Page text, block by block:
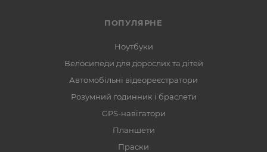
ПОПУЛЯРНЕ
Ноутбуки
Велосипеди для дорослих та дітей
Автомобільні відеореєстратори
Розумний годинник і браслети
GPS-навігатори
Планшети
Праски